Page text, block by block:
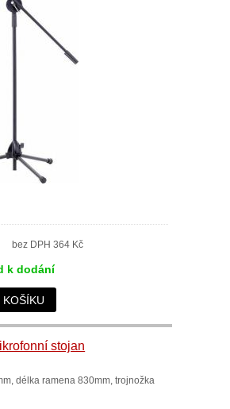
bez DPH 364 Kč
k dodání
KOŠÍKU
stojan
délka ramena 830mm, trojnožka